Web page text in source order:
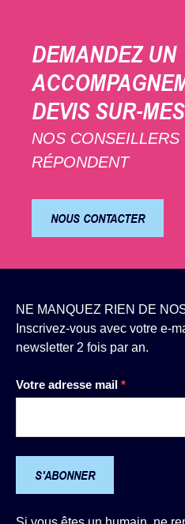
DEMANDEZ UN
DEVIS SUR-
NOS CONSEILLERS
RÉPONDENT
NOUS CONTACTER
NE MANQUEZ RIEN DE
Inscrivez-vous avec votre e-
newsletter 2 fois par an.
Votre adresse mail *
S'ABONNER